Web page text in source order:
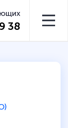
38